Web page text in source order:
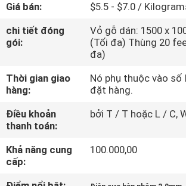
CHÚNG
TÔI
THAM
QUAN
NHÀ
MÁY
KIỂM
Giá bán:
$5.5 - $7.0 /
chi tiết đóng
gói:
Vỏ gỗ dán: 1500 x
(Tối đa) Thùng 20
đa)
Thời gian giao
hàng:
Nó phụ thuộc vào
đặt hàng.
Điều khoản
thanh toán:
bởi T / T hoặc L / C,
Khả năng cung
cấp:
100.000,00